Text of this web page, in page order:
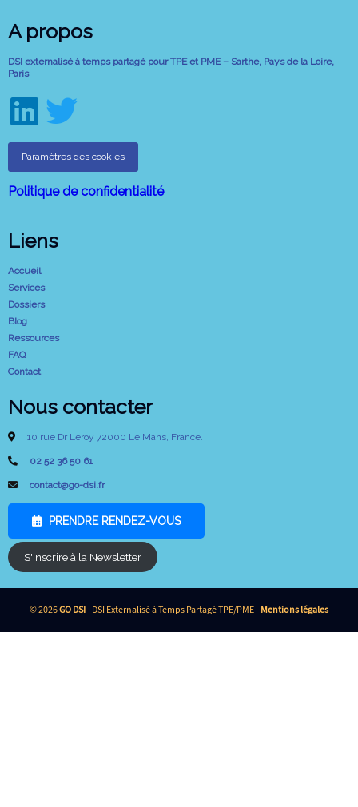
A propos
DSI externalisé à temps partagé pour TPE et PME – Sarthe, Pays de la Loire,
Paris
Paramètres des cookies
Politique de confidentialité
Liens
Accueil
Services
Dossiers
Blog
Ressources
FAQ
Contact
Nous contacter
10 rue Dr Leroy 72000 Le Mans, France.
02 52 36 50 61
contact@go-dsi.fr
PRENDRE RENDEZ-VOUS
S'inscrire à la Newsletter
© 2026GO DSI- DSI Externalisé à Temps Partagé TPE/PME -Mentions légales